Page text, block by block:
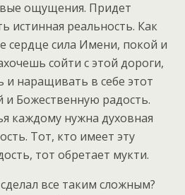
ощущения. Придет
истинная реальность. Как
сердце сила Имени, покой и
сойти с этой дороги,
и наращивать в себе этот
Божественную радость.
каждому нужна духовная
Тот, кто имеет эту
тот обретает мукти.
все таким сложным?